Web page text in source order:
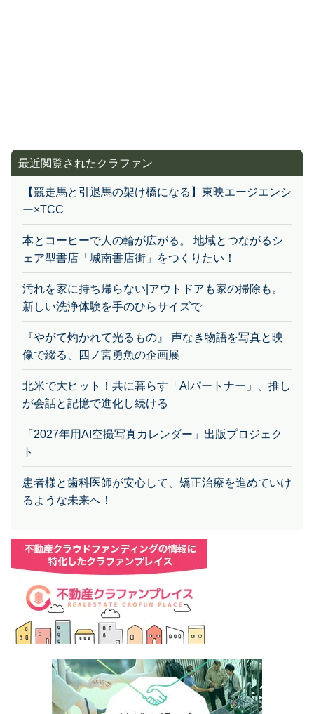
最近閲覧されたクラファン
【競走馬と引退馬の架け橋になる】東映エージエンシ
ー×TCC
本とコーヒーで人の輪が広がる。 地域とつながるシ
ェア型書店「城南書店街」をつくりたい！
汚れを家に持ち帰らない|アウトドアも家の掃除も。
新しい洗浄体験を手のひらサイズで
『やがて灼かれて光るもの』 声なき物語を写真と映
像で綴る、四ノ宮勇魚の企画展
北米で大ヒット！共に暮らす「AIパートナー」、推し
が会話と記憶で進化し続ける
「2027年用AI空撮写真カレンダー」出版プロジェク
ト
患者様と歯科医師が安心して、矯正治療を進めていけ
るような未来へ！